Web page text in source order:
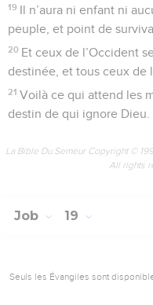
19 Il n’aura ni enfant ni
peuple, et point de
20 Et ceux de l’Occident
destinée, et tous ceux de
21 Voilà ce qui attend les
destin de qui ignore Dieu.
La Bible Du Semeur Copyright ©
All rights
Job 19
Seuls les Évangiles sont